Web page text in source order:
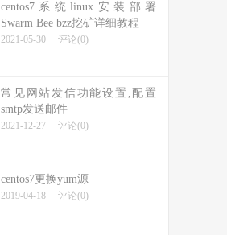
centos7系统linux安装部署
Swarm Bee bzz挖矿详细教程
2021-05-30 评论(0)
常见网站发信功能设置,配置
smtp发送邮件
2021-12-27 评论(0)
centos7更换yum源
2019-04-18 评论(0)